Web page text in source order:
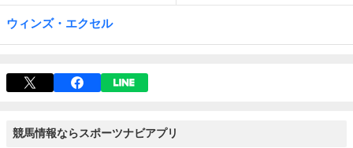
ウィンズ・エクセル
競馬情報ならスポーツナビアプリ